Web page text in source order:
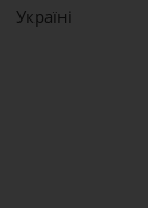
Україні